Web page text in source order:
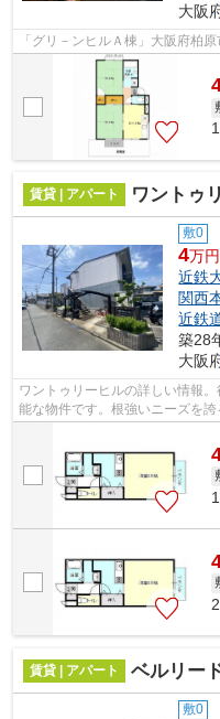
大阪
「グリ－ンヒルＡ棟」大阪府柏
賃貸 | アパート ワントゥ
敷0
4万
近鉄
関西
近鉄
築28
大阪
ワントゥリーヒルの詳しい情報
能な物件です。根強いニーズを
賃貸 | アパート ベルリー
敷0